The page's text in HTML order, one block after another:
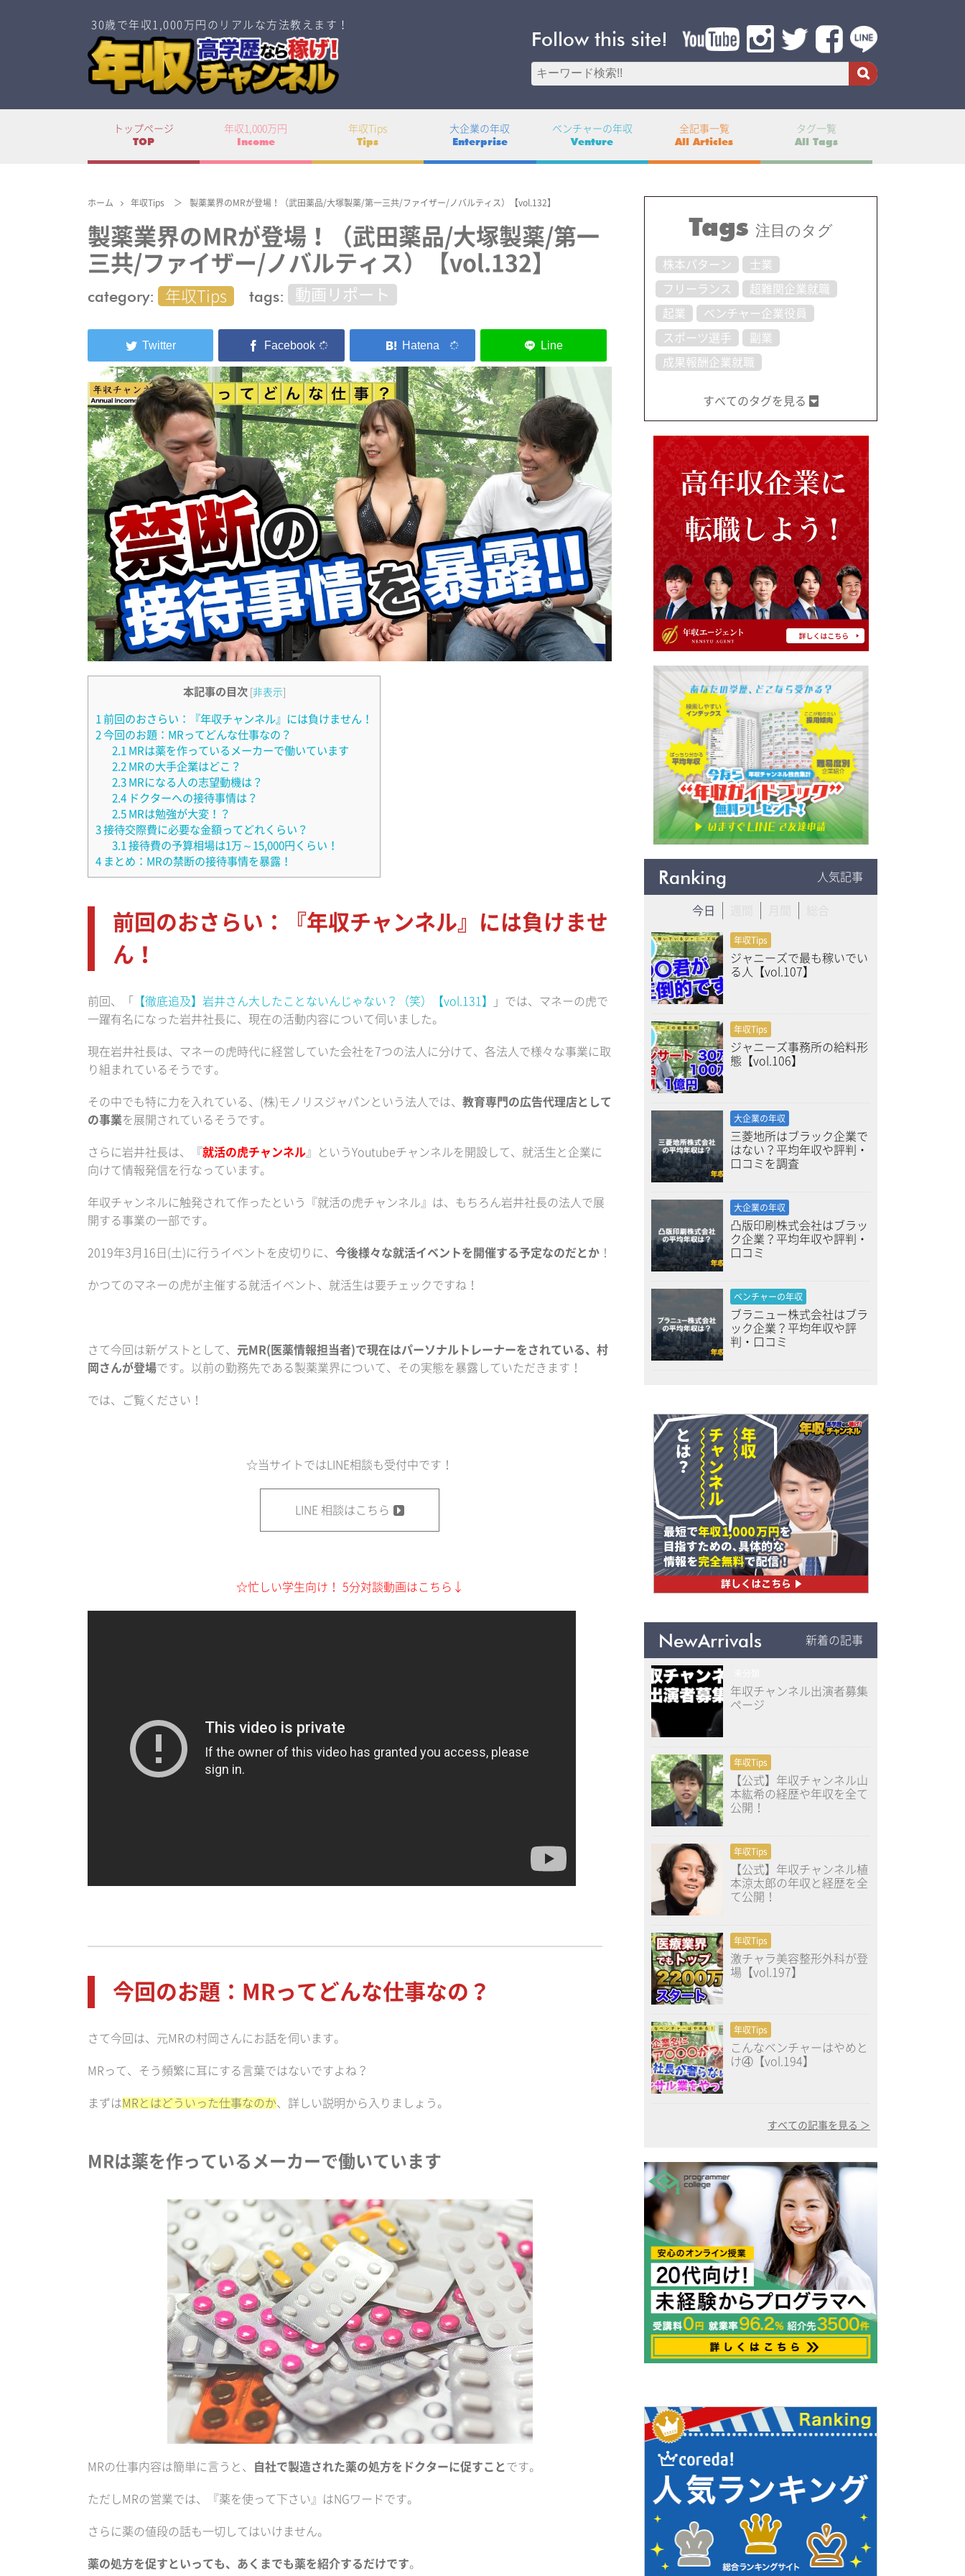
30歳で年収1,000万円のリアルな方法教えます！
Follow this site!
トップページ
TOP
年収1,000万円
Income
年収Tips
Tips
大企業の年収
Enterprise
ベンチャーの年収
Venture
全記事一覧
All Articles
タグ一覧
All Tags
ホーム 年収Tips ＞ 製薬業界のMRが登場！（武田薬品/大塚製薬/第一三共/ファイザー/ノバルティス）【vol.132】
製薬業界のMRが登場！（武田薬品/大塚製薬/第一
三共/ファイザー/ノバルティス）【vol.132】
category: 年収Tips tags: 動画リポート
本記事の目次 非表示
1 前回のおさらい：『年収チャンネル』には負けません！
2 今回のお題：MRってどんな仕事なの？
2.1 MRは薬を作っているメーカーで働いています
2.2 MRの大手企業はどこ？
2.3MRになる人の志望動機は？
2.4ドクターへの接待事情は？
2.5MRは勉強が大変！？
3 接待交際費に必要な金額ってどれくらい？
3.1 接待費の予算相場は1万～15,000円くらい！
4 まとめ：MRの禁断の接待事情を暴露！
前回のおさらい：『年収チャンネル』には負けませ
ん！
前回、「 【徹底追及】岩井さん大したことないんじゃない？（笑）【vol.131】
」では、マネーの虎で
一躍有名になった岩井社長に、現在の活動内容について伺いました。
現在岩井社長は、マネーの虎時代に経営していた会社を7つの法人に分けて、各法人で様々な事業に取
り組まれているそうです。
その中でも特に力を入れている、(株)モノリスジャパンという法人では、 教育専門の広告代理店として
の事業を展開されているそうです。
さらに岩井社長は、『就活の虎チャンネル 』というYoutubeチャンネルを開設して、就活生と企業に
向けて情報発信を行なっています。
年収チャンネルに触発されて作ったという『就活の虎チャンネル』は、もちろん岩井社長の法人で展
開する事業の一部です。
2019年3月16日(土)に行うイベントを皮切りに、 今後様々な就活イベントを開催する予定なのだとか ！
かつてのマネーの虎が主催する就活イベント、就活生は要チェックですね！
さて今回は新ゲストとして、 元MR(医薬情報担当者)で現在はパーソナルトレーナーをされている、村
岡さんが登場です。以前の勤務先である製薬業界について、その実態を暴露していただきます！
では、ご覧ください！
☆当サイトではLINE相談も受付中です！
LINE 相談はこちら
☆忙しい学生向け！ 5分対談動画はこちら↓
今回のお題：MRってどんな仕事なの？
さて今回は、元MRの村岡さんにお話を伺います。
MRって、そう頻繁に耳にする言葉ではないですよね？
まずはMRとはどういった仕事なのか、詳しい説明から入りましょう。
MRは薬を作っているメーカーで働いています
MRの仕事内容は簡単に言うと、 自社で製造された薬の処方をドクターに促すことです。
ただしMRの営業では、『薬を使って下さい』はNGワードです。
さらに薬の値段の話も一切してはいけません。
薬の処方を促すといっても、あくまでも薬を紹介するだけです。
Tags 注目のタグ
株本パターン 士業
フリーランス 超難関企業就職
起業 ベンチャー企業役員
スポーツ選手 副業
成果報酬企業就職
すべてのタグを見る
Ranking 人気記事
今日
年収Tips
ジャニーズで最も稼いでい
る人【vol.107】
年収Tips
ジャニーズ事務所の給料形
態【vol.106】
大企業の年収
三菱地所はブラック企業で
はない？平均年収や評判・
口コミを調査
大企業の年収
凸版印刷株式会社はブラッ
ク企業？平均年収や評判・
口コミ
ベンチャーの年収
ブラニュー株式会社はブラ
ック企業？平均年収や評
判・口コミ
NewArrivals 新着の記事
年収チャンネル出演者募集
ページ
年収Tips
【公式】年収チャンネル山
本紘希の経歴や年収を全て
公開！
年収Tips
【公式】年収チャンネル植
本涼太郎の年収と経歴を全
て公開！
年収Tips
激チャラ美容整形外科が登
場【vol.197】
年収Tips
こんなベンチャーはやめと
け④【vol.194】
すべての記事を見る ＞